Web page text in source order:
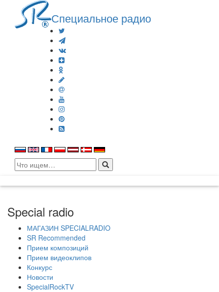
Специальное радио
Search
for:
Special radio
МАГАЗИН SPECIALRADIO
SR Recommended
Прием композиций
Прием видеоклипов
Конкурс
Новости
SpecialRockTV